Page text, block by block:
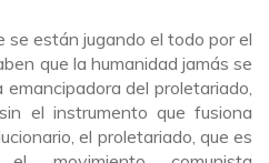
se están jugando el todo por el
que la humanidad jamás se
del proletariado,
el instrumento que fusiona
el proletariado, que es